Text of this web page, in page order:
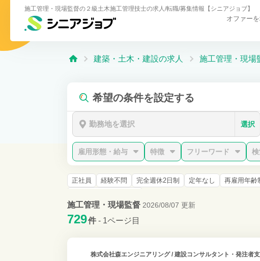
施工管理・現場監督の２級土木施工管理技士の求人/転職/募集情報【シニアジョブ】
オファー
建築・土木・建設の求人 施工管理・現場
希望の条件を設定する
勤務地を選択 選択
雇用形態・給与 特徴 フリーワード
正社員 経験不問 完全週休2日制 定年なし 再雇用年齢
施工管理・現場監督 2026/08/07 更新
729件 - 1ページ目
株式会社森エンジニアリング/ 建設コンサルタント・発注者